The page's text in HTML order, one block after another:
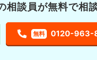
相談員が無料で相
無料 0120-963-